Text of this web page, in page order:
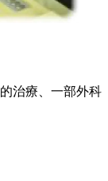
治療、一部外科